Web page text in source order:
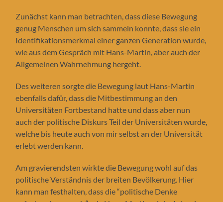
Zunächst kann man betrachten, dass diese Bewegung
genug Menschen um sich sammeln konnte, dass sie ein
Identifikationsmerkmal einer ganzen Generation wurde,
wie aus dem Gespräch mit Hans-Martin, aber auch der
Allgemeinen Wahrnehmung hergeht.
Des weiteren sorgte die Bewegung laut Hans-Martin
ebenfalls dafür, dass die Mitbestimmung an den
Universitäten Fortbestand hatte und dass aber nun
auch der politische Diskurs Teil der Universitäten wurde,
welche bis heute auch von mir selbst an der Universität
erlebt werden kann.
Am gravierendsten wirkte die Bewegung wohl auf das
politische Verständnis der breiten Bevölkerung. Hier
kann man festhalten, dass die “politische Denke